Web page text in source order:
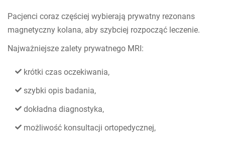
Pacjenci coraz częściej wybierają prywatny rezonans
magnetyczny kolana, aby szybciej rozpocząć leczenie.
Najważniejsze zalety prywatnego MRI:
krótki czas oczekiwania,
szybki opis badania,
dokładna diagnostyka,
możliwość konsultacji ortopedycznej,